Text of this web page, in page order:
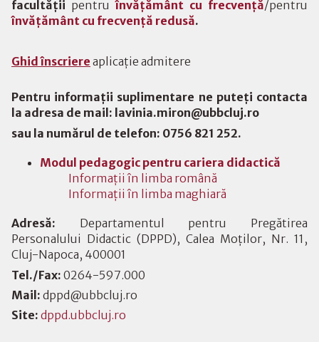
facultății pentruînvățământ cu frecvență/pentru
învățământ cu frecvență redusă.
Ghid înscriere aplicație admitere
Pentru informaţii suplimentare ne puteţi contacta
la adresa de mail: lavinia.miron@ubbcluj.ro
sau la numărul de telefon: 0756 821 252.
Modul pedagogic pentru cariera didactică
Informaţii în limba română
Informaţii în limba maghiară
Adresă: Departamentul pentru Pregătirea
Personalului Didactic (DPPD), Calea Moților, Nr. 11,
Cluj-Napoca, 400001
Tel./Fax: 0264-597.000
Mail: dppd@ubbcluj.ro
Site: dppd.ubbcluj.ro